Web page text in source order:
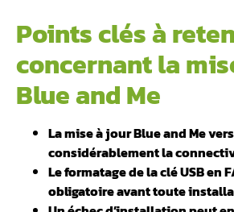
Points clés à
concernant la
Blue and Me
La mise à jour Blue and Me
considérablement la
Le formatage de la clé USB en
obligatoire avant toute